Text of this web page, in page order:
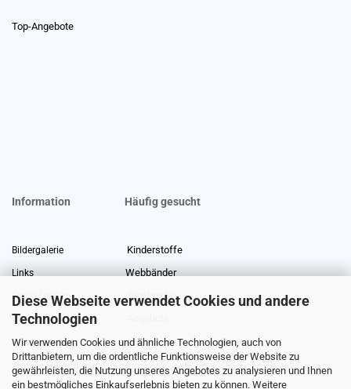
Diese Webseite verwendet Cookies und andere
Technologien
Wir verwenden Cookies und ähnliche Technologien, auch von
Drittanbietern, um die ordentliche Funktionsweise der Website zu
gewährleisten, die Nutzung unseres Angebotes zu analysieren und Ihnen
ein bestmögliches Einkaufserlebnis bieten zu können. Weitere
Top-Angebote
Information Häufig gesucht
Bildergalerie Kinderstoffe
Links Webbänder
Stoffe Lexikon Stoffreste
Über uns
Gewerberabatt Meterware
Stoffe auf Rechnung